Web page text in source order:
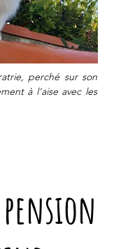
perché sur son
à l'aise avec les
pension